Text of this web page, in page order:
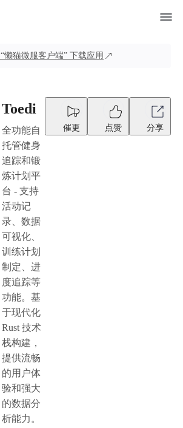
“懒猫微服客户端” 下载应用
Toedi
全功能自
托管健身
追踪和锻
炼计划平
台 - 支持
活动记
录、数据
可视化、
训练计划
制定、进
度追踪等
功能。基
于现代化
Rust 技术
栈构建，
提供流畅
的用户体
验和强大
的数据分
析能力。
催更 点赞 分享